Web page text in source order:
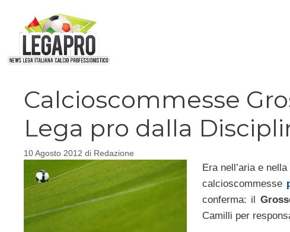
contenuto
Calcioscommesse
Lega pro dalla
10 Agosto 2012 di Redazione
Era nell’aria e
calcioscommesse
conferma: il
Camilli per